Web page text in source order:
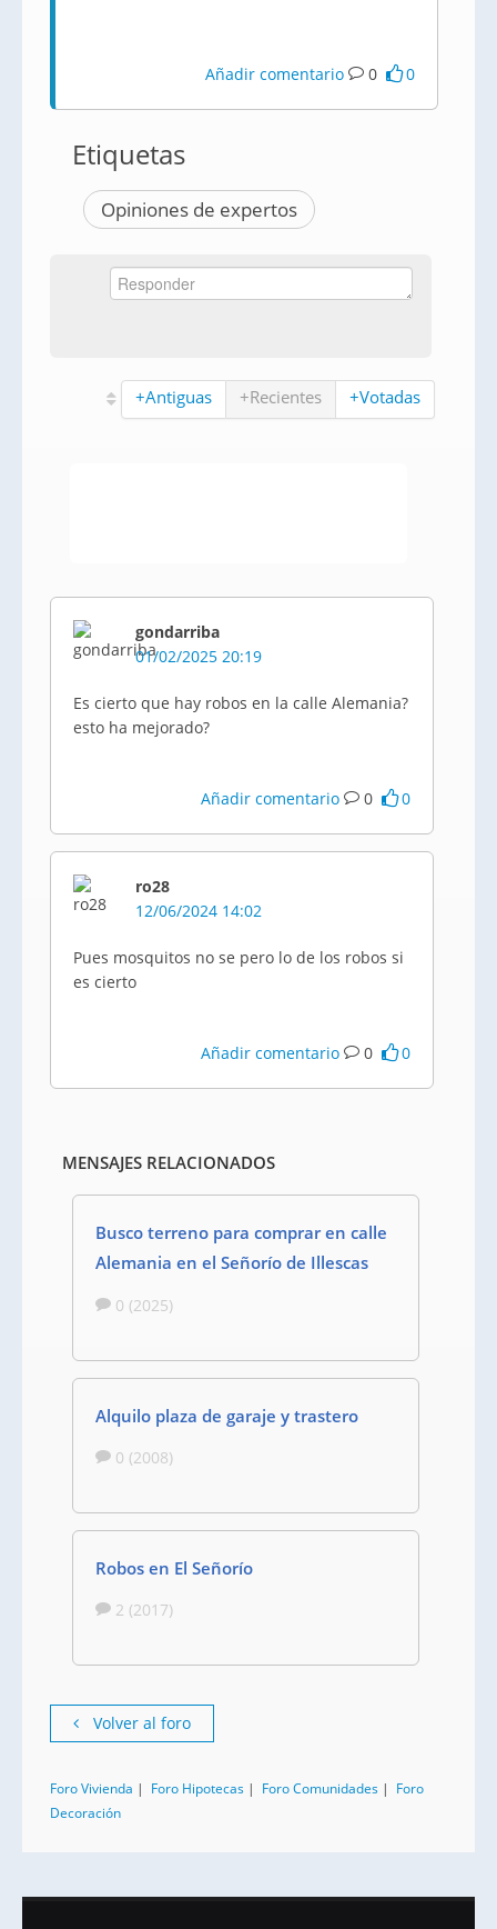
Añadir comentario 0 0
Etiquetas
Opiniones de expertos
+Antiguas +Recientes +Votadas
gondarriba
01/02/2025 20:19
Es cierto que hay robos en la calle Alemania?
esto ha mejorado?
Añadir comentario 0 0
ro28
12/06/2024 14:02
Pues mosquitos no se pero lo de los robos si
es cierto
Añadir comentario 0 0
MENSAJES RELACIONADOS
Busco terreno para comprar en calle
Alemania en el Señorío de Illescas
0 (2025)
Alquilo plaza de garaje y trastero
0 (2008)
Robos en El Señorío
2 (2017)
Volver al foro
Foro Vivienda | Foro Hipotecas | Foro Comunidades | Foro
Decoración